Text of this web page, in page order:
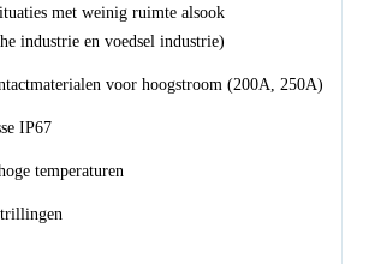
met weinig ruimte alsook
industrie en voedsel industrie)
voor hoogstroom (200A, 250A)
IP67
temperaturen